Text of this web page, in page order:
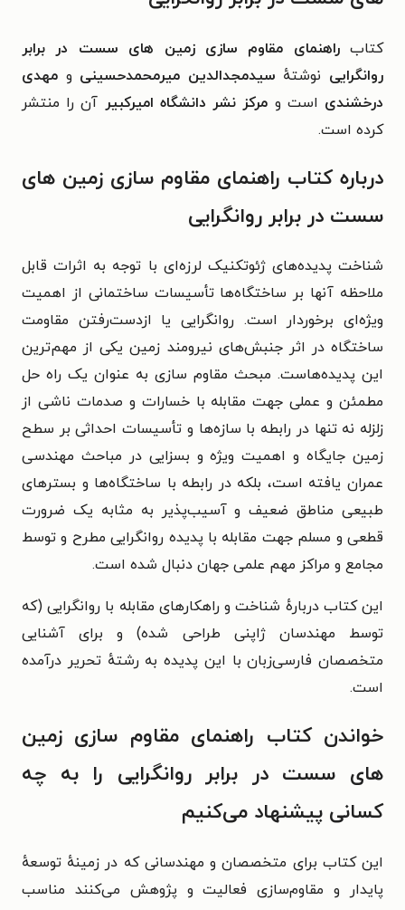
کتابراهنمای مقاوم سازی زمین های سست در برابر
روانگرایی نوشتهٔ سیدمجدالدین میرمحمدحسینی و مهدی
درخشندی است و مرکز نشر دانشگاه امیرکبیر آن را منتشر
کرده است.
درباره کتاب راهنمای مقاوم سازی زمین های
سست در برابر روانگرایی
شناخت پدیده‌های ژئوتکنیک لرزه‌ای با توجه به اثرات قابل
ملاحظه آنها بر ساختگاه‌ها تأسیسات ساختمانی از اهمیت
ویژه‌ای برخوردار است. روانگرایی یا ازدست‌رفتن مقاومت
ساختگاه در اثر جنبش‌های نیرومند زمین یکی از مهم‌ترین
این پدیده‌هاست. مبحث مقاوم سازی به عنوان یک راه حل
مطمئن و عملی جهت مقابله با خسارات و صدمات ناشی از
زلزله نه تنها در رابطه با سازه‌ها و تأسیسات احداثی بر سطح
زمین جایگاه و اهمیت ویژه و بسزایی در مباحث مهندسی
عمران یافته است، بلکه در رابطه با ساختگاه‌ها و بسترهای
طبیعی مناطق ضعیف و آسیب‌پذیر به مثابه یک ضرورت
قطعی و مسلم جهت مقابله با پدیده روانگرایی مطرح و توسط
مجامع و مراکز مهم علمی جهان دنبال شده است.
این کتاب دربارهٔ شناخت و راهکارهای مقابله با روانگرایی (که
توسط مهندسان ژاپنی طراحی شده) و برای آشنایی
متخصصان فارسی‌زبان با این پدیده به رشتهٔ تحریر درآمده
است.
خواندن کتاب راهنمای مقاوم سازی زمین
های سست در برابر روانگرایی را به چه
کسانی پیشنهاد می‌کنیم
این کتاب برای متخصصان و مهندسانی که در زمینهٔ توسعهٔ
پایدار و مقاوم‌سازی فعالیت و پژوهش می‌کنند مناسب